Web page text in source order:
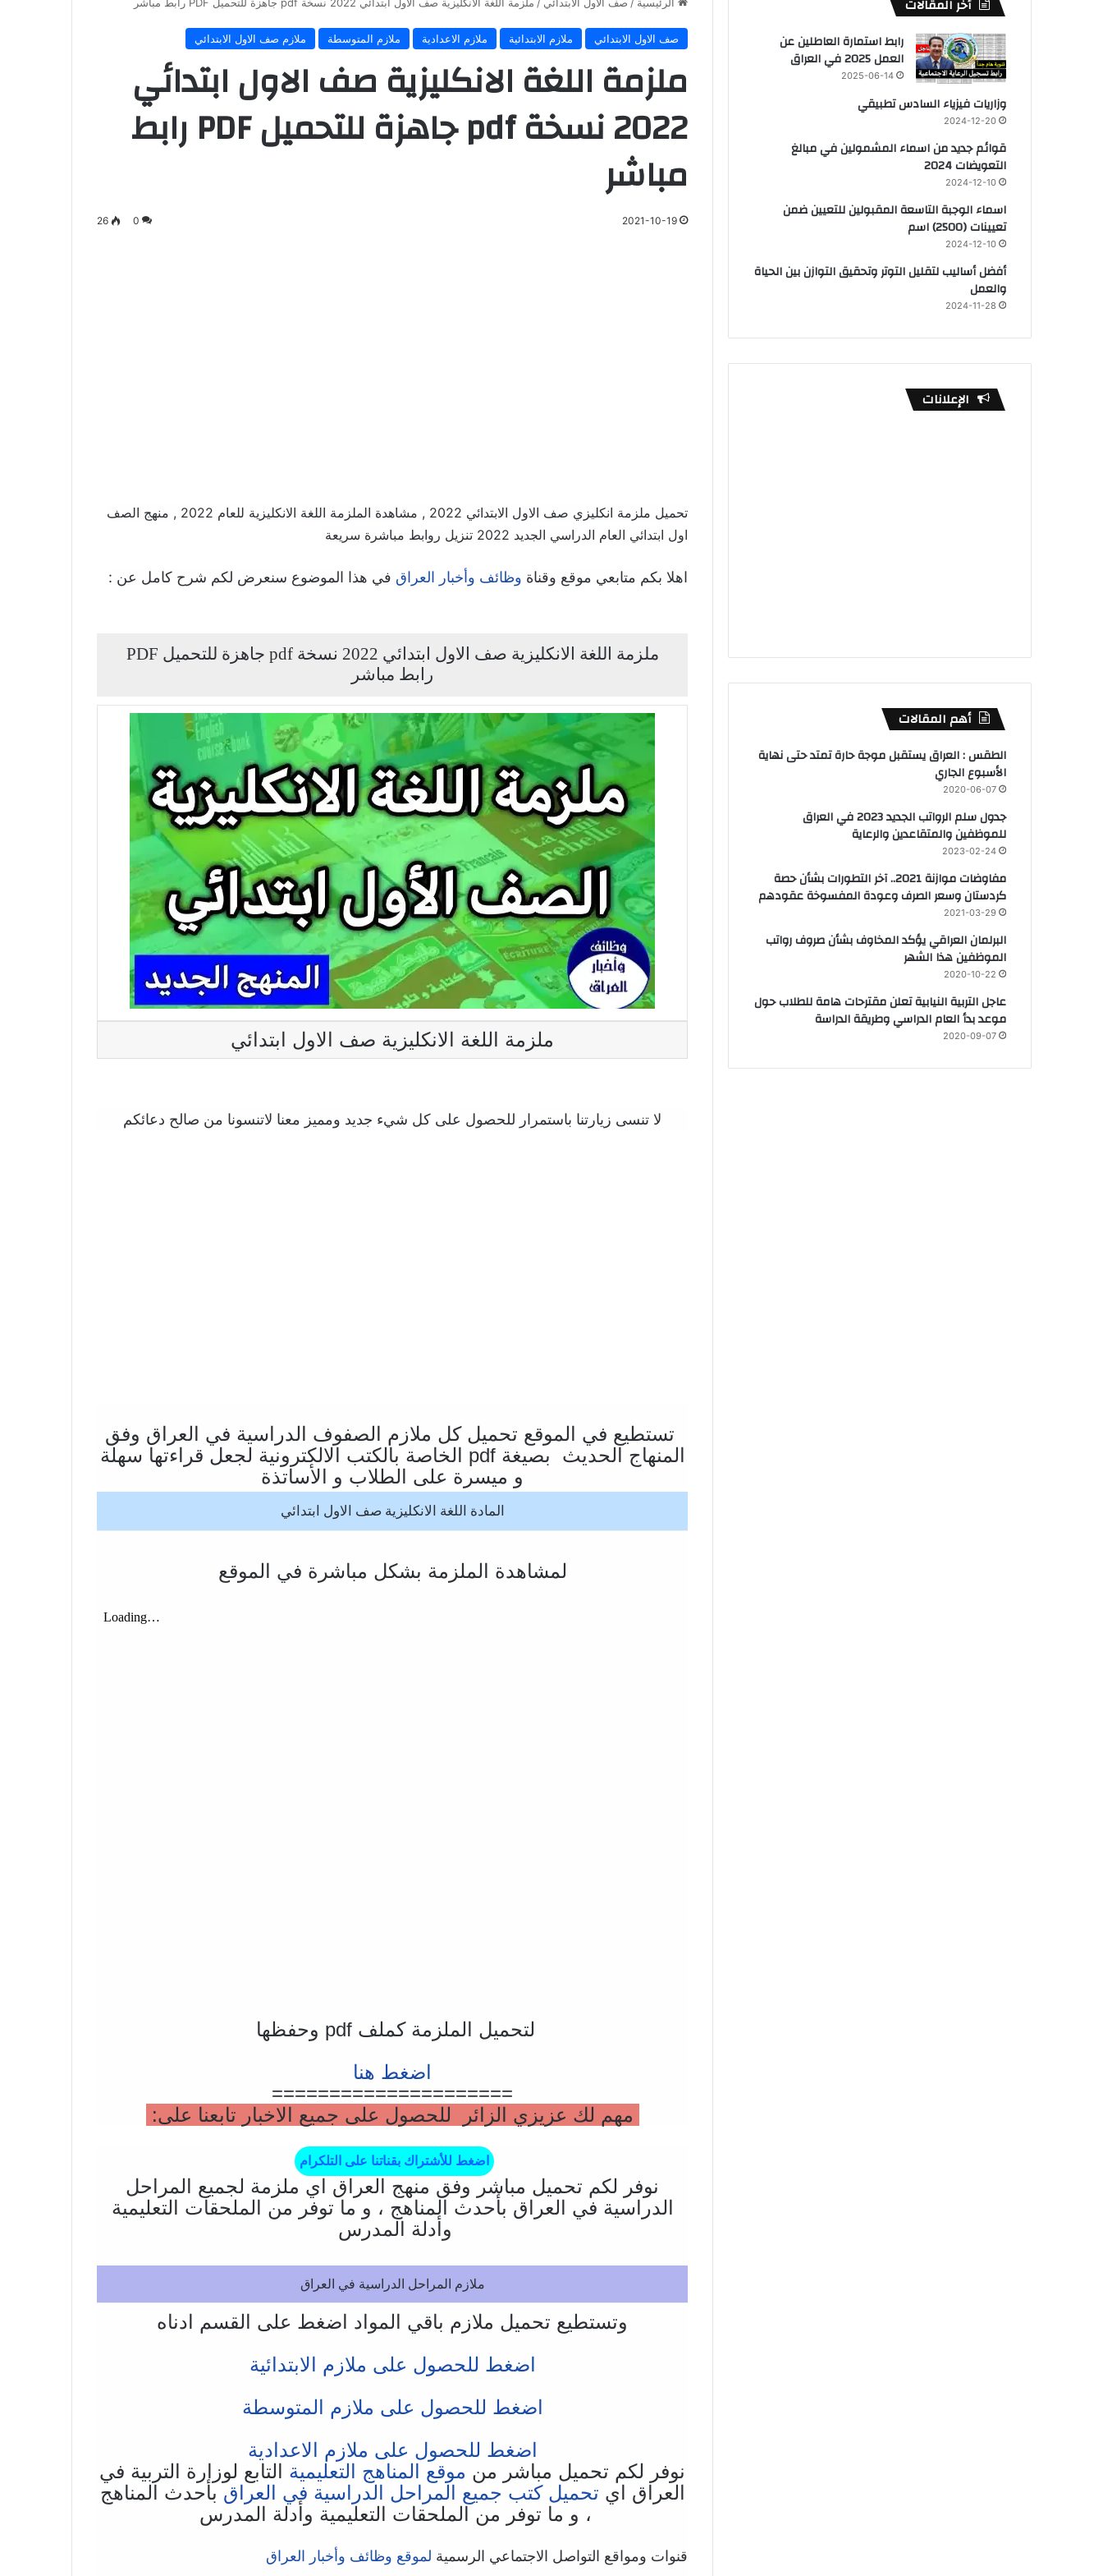
صف الاول الابتدائي ملازم الابتدائية ملازم الاعدادية ملازم المتوسطة ملازم صف الاول الابتدائي
ملزمة اللغة الانكليزية صف الاول ابتدائي
2022 نسخة pdf جاهزة للتحميل PDF رابط
مباشر
2021-10-19
0
26
تحميل ملزمة انكليزي صف الاول الابتدائي 2022 , مشاهدة الملزمة اللغة الانكليزية للعام 2022 , منهج الصف
اول ابتدائي العام الدراسي الجديد 2022 تنزيل روابط مباشرة سريعة
اهلا بكم متابعي موقع وقناة وظائف وأخبار العراق في هذا الموضوع سنعرض لكم شرح كامل عن :
ملزمة اللغة الانكليزية صف الاول ابتدائي 2022 نسخة pdf جاهزة للتحميل PDF
رابط مباشر
ملزمة اللغة الانكليزية صف الاول ابتدائي
لا تنسى زيارتنا باستمرار للحصول على كل شيء جديد ومميز معنا لاتنسونا من صالح دعائكم
تستطيع في الموقع تحميل كل ملازم الصفوف الدراسية في العراق وفق
المنهاج الحديث بصيغة pdf الخاصة بالكتب الالكترونية لجعل قراءتها سهلة
و ميسرة على الطلاب و الأساتذة
المادة اللغة الانكليزية صف الاول ابتدائي
لمشاهدة الملزمة بشكل مباشرة في الموقع
لتحميل الملزمة كملف pdf وحفظها
اضغط هنا
=====================
مهم لك عزيزي الزائر للحصول على جميع الاخبار تابعنا على:
اضغط للأشتراك بقناتنا على التلكرام
نوفر لكم تحميل مباشر وفق منهج العراق اي ملزمة لجميع المراحل
الدراسية في العراق بأحدث المناهج ، و ما توفر من الملحقات التعليمية
وأدلة المدرس
ملازم المراحل الدراسية في العراق
وتستطيع تحميل ملازم باقي المواد اضغط على القسم ادناه
اضغط للحصول على ملازم الابتدائية
اضغط للحصول على ملازم المتوسطة
اضغط للحصول على ملازم الاعدادية
نوفر لكم تحميل مباشر من موقع المناهج التعليمية التابع لوزارة التربية في
العراق اي تحميل كتب جميع المراحل الدراسية في العراق بأحدث المناهج
، و ما توفر من الملحقات التعليمية وأدلة المدرس
قنوات ومواقع التواصل الاجتماعي الرسمية لموقع وظائف وأخبار العراق
أخر المقالات
رابط استمارة العاطلين عن
العمل 2025 في العراق
2025-06-14
وزاريات فيزياء السادس تطبيقي
2024-12-20
قوائم جديد من اسماء المشمولين في مبالغ
التعويضات 2024
2024-12-10
اسماء الوجبة التاسعة المقبولين للتعيين ضمن
تعيينات (2500) اسم
2024-12-10
أفضل أساليب لتقليل التوتر وتحقيق التوازن بين الحياة
والعمل
2024-11-28
الإعلانات
أهم المقالات
الطقس : العراق يستقبل موجة حارة تمتد حتى نهاية
الأسبوع الجاري
2020-06-07
جدول سلم الرواتب الجديد 2023 في العراق
للموظفين والمتقاعدين والرعاية
2023-02-24
مفاوضات موازنة 2021.. آخر التطورات بشأن حصة
كردستان وسعر الصرف وعودة المفسوخة عقودهم
2021-03-29
البرلمان العراقي يؤكد المخاوف بشأن صروف رواتب
الموظفين هذا الشهر
2020-10-22
عاجل التربية النيابية تعلن مقترحات هامة للطلاب حول
موعد بدأ العام الدراسي وطريقة الدراسة
2020-09-07